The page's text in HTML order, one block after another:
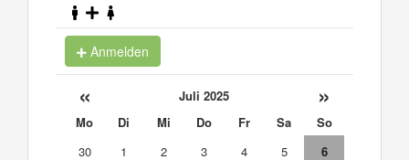
Anmelden
« Juli 2025 »
Mo Di Mi Do Fr Sa
So
30
1 2 3 4 5
6